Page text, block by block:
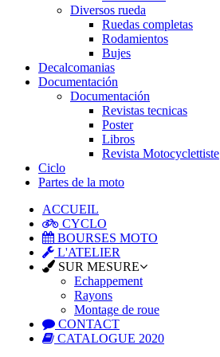
Diversos rueda
Ruedas completas
Rodamientos
Bujes
Decalcomanias
Documentación
Documentación
Revistas tecnicas
Poster
Libros
Revista Motocyclettiste
Ciclo
Partes de la moto
ACCUEIL
CYCLO
BOURSES MOTO
L'ATELIER
SUR MESURE
Echappement
Rayons
Montage de roue
CONTACT
CATALOGUE 2020